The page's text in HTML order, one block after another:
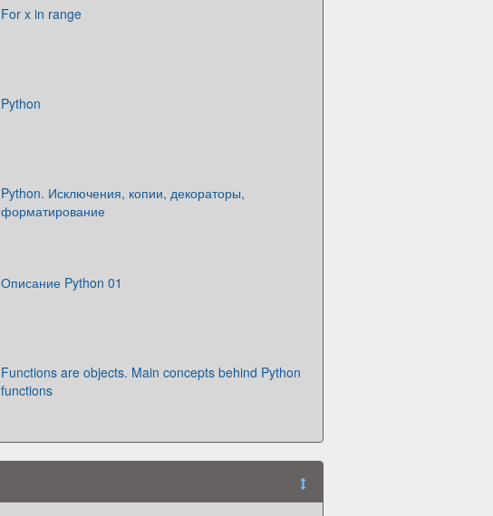
For x in range
Python
Python. Исключения, копии, декораторы,
форматирование
Описание Python 01
Functions are objects. Main concepts behind Python
functions